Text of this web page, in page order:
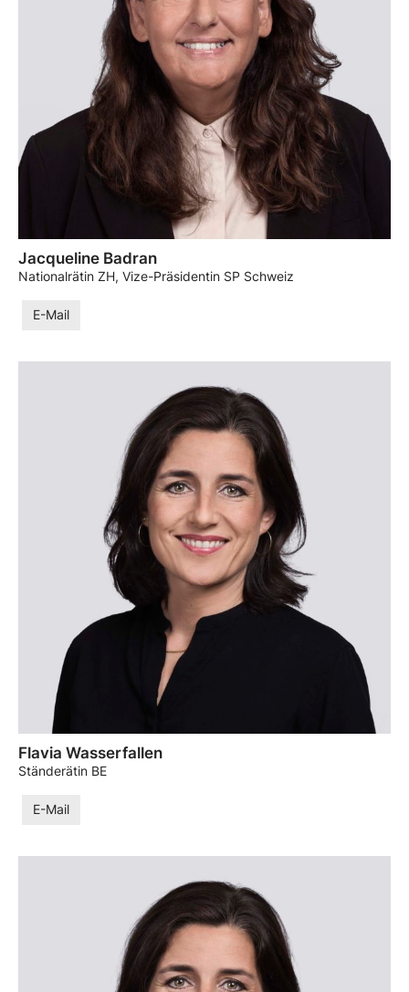
Jacqueline Badran
Nationalrätin ZH, Vize-Präsidentin SP Schweiz
E-Mail
Flavia Wasserfallen
Ständerätin BE
E-Mail